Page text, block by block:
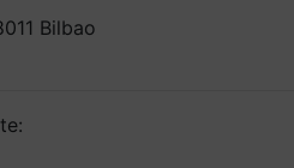
Bilbao